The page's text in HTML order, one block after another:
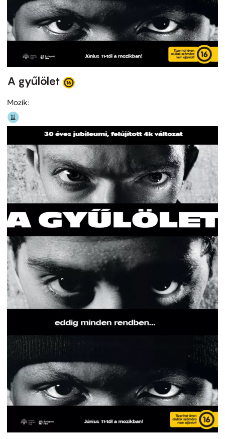
A gyűlölet
Mozik: